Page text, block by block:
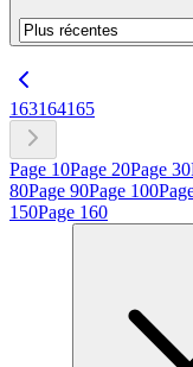
163164165
Page 10Page 20Page 30
80Page 90Page 100
150Page 160